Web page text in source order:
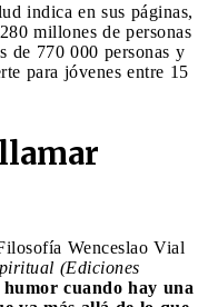
indica en sus páginas,
millones de personas
de 770 000 personas y
para jóvenes entre 15
llamar
Wenceslao Vial
(Ediciones
cuando hay una